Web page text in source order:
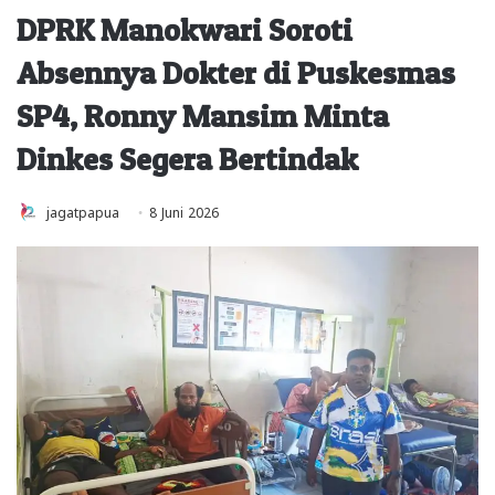
DPRK Manokwari Soroti
Absennya Dokter di Puskesmas
SP4, Ronny Mansim Minta
Dinkes Segera Bertindak
jagatpapua 8 Juni 2026